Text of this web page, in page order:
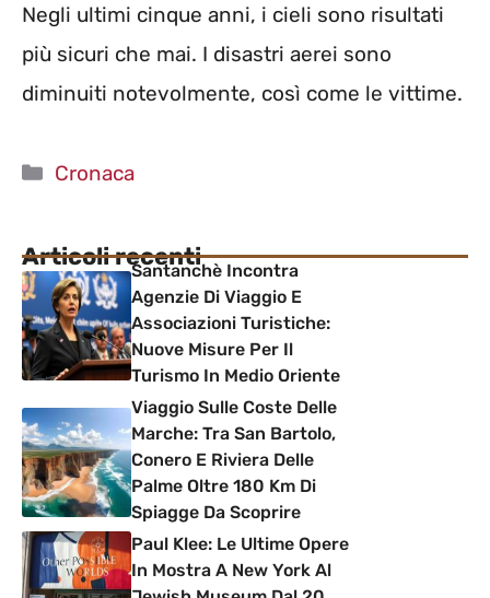
Negli ultimi cinque anni, i cieli sono risultati
più sicuri che mai. I disastri aerei sono
diminuiti notevolmente, così come le vittime.
Categorie
Cronaca
Articoli recentiSantanchè Incontra
Agenzie Di Viaggio E
Associazioni Turistiche:
Nuove Misure Per Il
Turismo In Medio Oriente
Viaggio Sulle Coste Delle
Marche: Tra San Bartolo,
Conero E Riviera Delle
Palme Oltre 180 Km Di
Spiagge Da Scoprire
Paul Klee: Le Ultime Opere
In Mostra A New York Al